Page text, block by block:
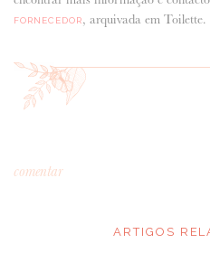
FORNECEDOR, arquivada em Toilette.
comentar
ARTIGOS